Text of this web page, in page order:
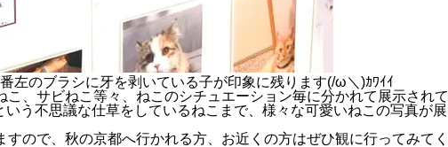
左のブラシに牙を剥いている子が印象に残ります(/ω＼)ｶﾜｲｲ
、サビねこ等々、ねこのシチュエーション毎に分かれて展示されて
う不思議な仕草をしているねこまで、様々な可愛いねこの写真が展
ので、秋の京都へ行かれる方、お近くの方はぜひ観に行ってみてく